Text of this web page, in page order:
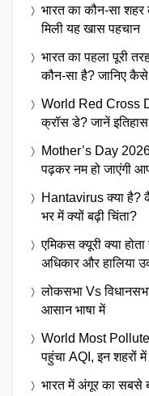
भारत का कौन-सा शहर
मिली यह खास पहचान
भारत का पहला पूरी
कौन-सा है? जानिए
World Red Cross
क्रॉस डे? जानें
Mother’s Day
पढ़कर नम हो जाएंगी
Hantavirus क्या है?
भर में क्यों बढ़ी चिंता?
एमिकस क्यूरी क्या
अधिकार और हालिया
लोकसभा Vs
आसान भाषा में
World Most
पहुंचा AQI, इन शहरों
भारत में अंगूर का सबसे